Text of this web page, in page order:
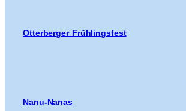
Otterberger Frühlingsfest
Nanu-Nanas